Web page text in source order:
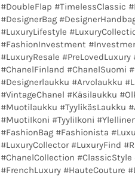
#DoubleFlap #TimelessClassic
#DesignerBag
#LuxuryLifestyle
#FashionInvestment
#LuxuryResale
#ChanelFinland #ChanelSuomi
#Designerlaukku #Arvolaukku
#VintageChanel #Käsilaukku
#Muotilaukku #TyylikäsLaukku
#MuotiIkoni #TyyliIkoni
#FashionBag #Fashionista
#LuxuryCollector #LuxuryFind
#ChanelCollection
#FrenchLuxury #HauteCouture